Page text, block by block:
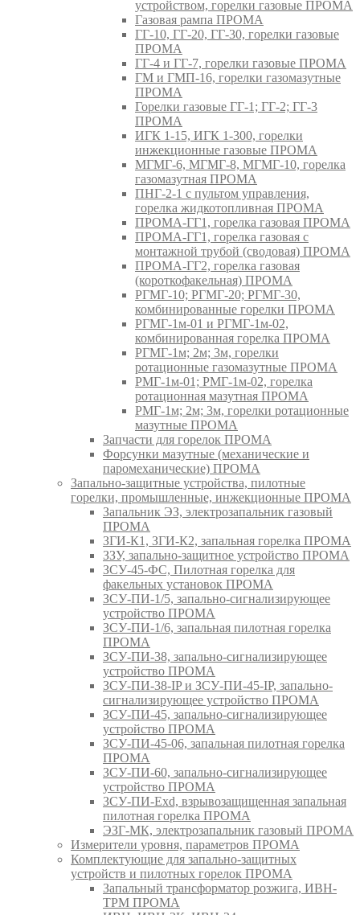
устройством, горелки газовые ПРОМА
Газовая рампа ПРОМА
ГГ-10, ГГ-20, ГГ-30, горелки газовые
ПРОМА
ГГ-4 и ГГ-7, горелки газовые ПРОМА
ГМ и ГМП-16, горелки газомазутные
ПРОМА
Горелки газовые ГГ-1; ГГ-2; ГГ-3
ПРОМА
ИГК 1-15, ИГК 1-300, горелки
инжекционные газовые ПРОМА
МГМГ-6, МГМГ-8, МГМГ-10, горелка
газомазутная ПРОМА
ПНГ-2-1 с пультом управления,
горелка жидкотопливная ПРОМА
ПРОМА-ГГ1, горелка газовая ПРОМА
ПРОМА-ГГ1, горелка газовая с
монтажной трубой (сводовая) ПРОМА
ПРОМА-ГГ2, горелка газовая
(короткофакельная) ПРОМА
РГМГ-10; РГМГ-20; РГМГ-30,
комбинированные горелки ПРОМА
РГМГ-1м-01 и РГМГ-1м-02,
комбинированная горелка ПРОМА
РГМГ-1м; 2м; 3м, горелки
ротационные газомазутные ПРОМА
РМГ-1м-01; РМГ-1м-02, горелка
ротационная мазутная ПРОМА
РМГ-1м; 2м; 3м, горелки ротационные
мазутные ПРОМА
Запчасти для горелок ПРОМА
Форсунки мазутные (механические и
паромеханические) ПРОМА
Запально-защитные устройства, пилотные
горелки, промышленные, инжекционные ПРОМА
Запальник ЭЗ, электрозапальник газовый
ПРОМА
ЗГИ-К1, ЗГИ-К2, запальная горелка ПРОМА
ЗЗУ, запально-защитное устройство ПРОМА
ЗСУ-45-ФС, Пилотная горелка для
факельных установок ПРОМА
ЗСУ-ПИ-1/5, запально-сигнализирующее
устройство ПРОМА
ЗСУ-ПИ-1/6, запальная пилотная горелка
ПРОМА
ЗСУ-ПИ-38, запально-сигнализирующее
устройство ПРОМА
ЗСУ-ПИ-38-IP и ЗСУ-ПИ-45-IP, запально-
сигнализирующее устройство ПРОМА
ЗСУ-ПИ-45, запально-сигнализирующее
устройство ПРОМА
ЗСУ-ПИ-45-06, запальная пилотная горелка
ПРОМА
ЗСУ-ПИ-60, запально-сигнализирующее
устройство ПРОМА
ЗСУ-ПИ-Exd, взрывозащищенная запальная
пилотная горелка ПРОМА
ЭЗГ-МК, электрозапальник газовый ПРОМА
Измерители уровня, параметров ПРОМА
Комплектующие для запально-защитных
устройств и пилотных горелок ПРОМА
Запальный трансформатор розжига, ИВН-
ТРМ ПРОМА